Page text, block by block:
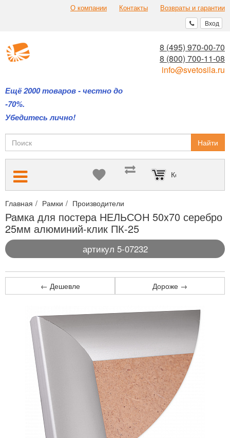
О компании Контакты Возвраты и гарантии
Вход
Ещё 2000 товаров - честно до
-70%.
Убедитесь лично!
8 (495) 970-00-70
8 (800) 700-11-08
info@svetosila.ru
Найти
Корзина пуста
Главная Рамки Производители
Рамка для постера НЕЛЬСОН 50x70 серебро
25мм алюминий-клик ПК-25
артикул 5-07232
← Дешевле Дороже →